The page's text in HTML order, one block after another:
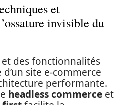
et
invisible du
des fonctionnalités
site e‑commerce
performante.
headless commerce et